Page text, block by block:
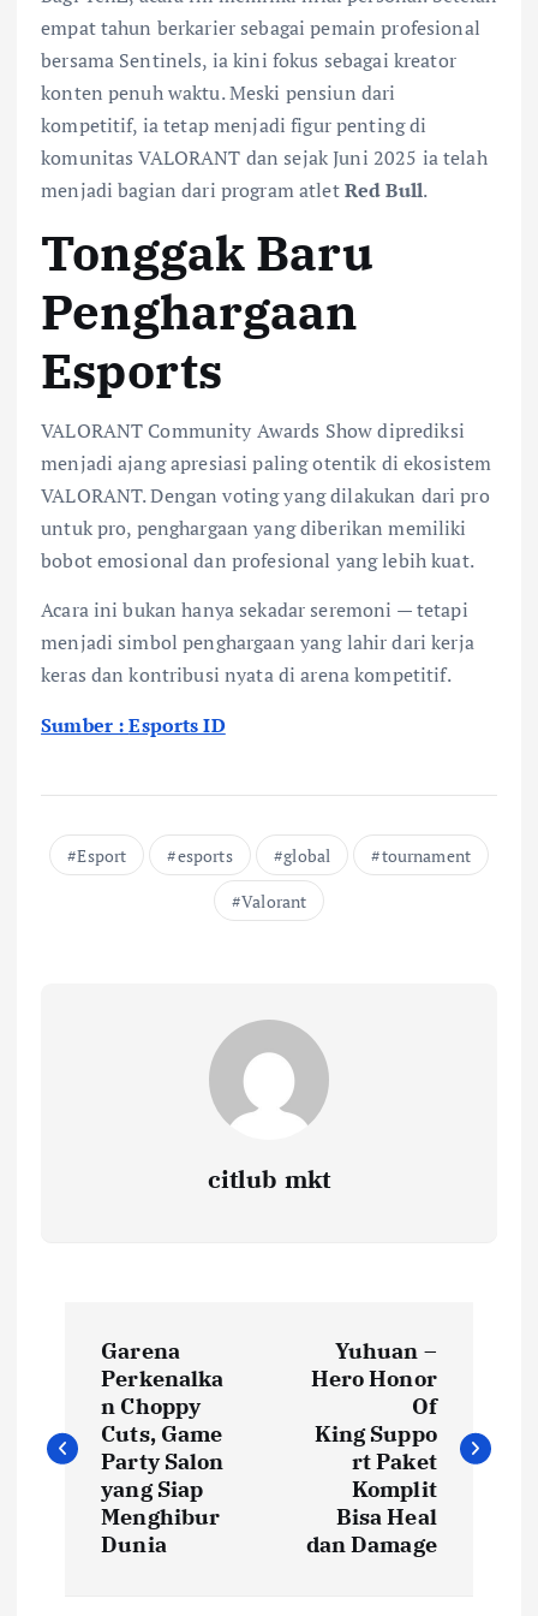
empat tahun berkarier sebagai pemain profesional
bersama Sentinels, ia kini fokus sebagai kreator
konten penuh waktu. Meski pensiun dari
kompetitif, ia tetap menjadi figur penting di
komunitas VALORANT dan sejak Juni 2025 ia telah
menjadi bagian dari program atletRed Bull.
Tonggak Baru
Penghargaan
Esports
VALORANT Community Awards Show diprediksi
menjadi ajang apresiasi paling otentik di ekosistem
VALORANT. Dengan voting yang dilakukan dari pro
untuk pro, penghargaan yang diberikan memiliki
bobot emosional dan profesional yang lebih kuat.
Acara ini bukan hanya sekadar seremoni — tetapi
menjadi simbol penghargaan yang lahir dari kerja
keras dan kontribusi nyata di arena kompetitif.
Sumber :Esports ID
Esport esports global
tournament
Valorant
citlub mkt
s
Garena
Perkenalka
n Choppy
Cuts, Game
Party Salon
yang Siap
Menghibur
Dunia
Yuhuan –
Hero Honor
Of
King Suppo
rt Paket
Komplit
Bisa Heal
dan Damage